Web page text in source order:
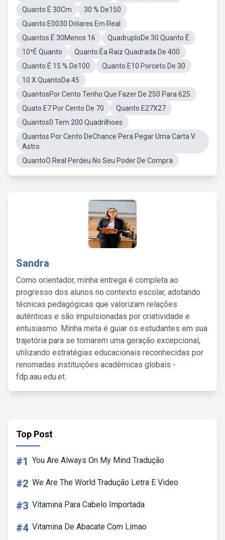
Quanto É 30Cm
30 % De150
Quanto E0030 Dólares Em Real
Quantos É 30Menos 16
QuadruploDe 30 Quanto É
10³É Quanto
Quanto Éa Raiz Quadrada De 400
Quanto É 15 % De100
Quanto E10 Porceto De 30
10 X QuantoDa 45
QuantosPor Cento Tenho Que Fazer De 250 Para 625
Quato E7 Por Cento De 70
Quanto E27X27
Quantos0 Tem 200 Quadrilhoes
Quantos Por Cento DeChance Pera Pegar Uma Carta V
Astro
QuantoO Real Perdeu No Seu Poder De Compra
Sandra
Como orientador, minha entrega é completa ao
progresso dos alunos no contexto escolar, adotando
técnicas pedagógicas que valorizam relações
autênticas e são impulsionadas por criatividade e
entusiasmo. Minha meta é guiar os estudantes em sua
trajetória para se tornarem uma geração excepcional,
utilizando estratégias educacionais reconhecidas por
renomadas instituições acadêmicas globais -
fdp.aau.edu.et.
Top Post
#1 You Are Always On My Mind Tradução
#2 We Are The World Tradução Letra E Video
#3 Vitamina Para Cabelo Importada
#4 Vitamina De Abacate Com Limao